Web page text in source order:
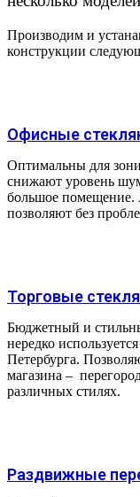
Производим и
конструкции
Офисные
Оптимальны для
снижают уровень
большое помещение.
позволяют без
Торговые
Бюджетный и
нередко
Петербурга.
магазина –
различных стилях.
Раздвижные